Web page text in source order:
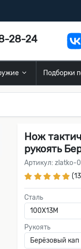
28-24
Подборки
Нож
рукоять
Артикул: zlatko-
Сталь
Рукоять